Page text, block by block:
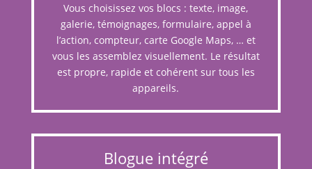
Vous choisissez vos blocs : texte, image,
galerie, témoignages, formulaire, appel à
l’action, compteur, carte Google Maps, … et
vous les assemblez visuellement. Le résultat
est propre, rapide et cohérent sur tous les
appareils.
Blogue intégré